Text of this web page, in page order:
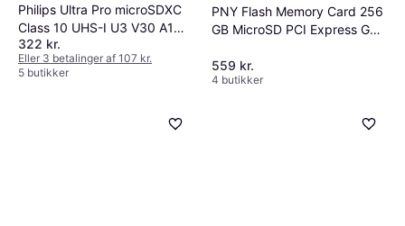
Philips Ultra Pro microSDXC
Class 10 UHS-I U3 V30 A1
256GB
322 kr.
Eller 3 betalinger af 107 kr.
5 butikker
PNY Flash Memory Card 256
GB MicroSD PCI Express Gen
559 kr.
4 butikker